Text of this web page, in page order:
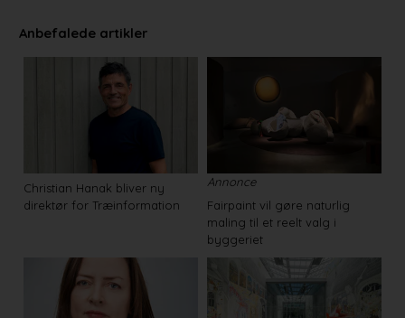
Anbefalede artikler
Christian Hanak bliver ny
direktør for Træinformation
Annonce
Fairpaint vil gøre naturlig
maling til et reelt valg i
byggeriet